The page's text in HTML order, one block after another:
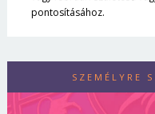
pontosításához.
SZEMÉLYRE